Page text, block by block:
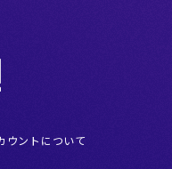
ウントについて